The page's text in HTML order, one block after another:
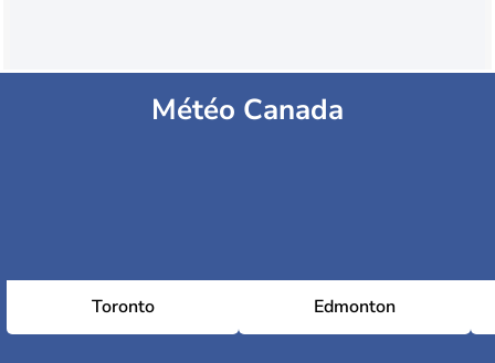
Météo Canada
Toronto Edmonton